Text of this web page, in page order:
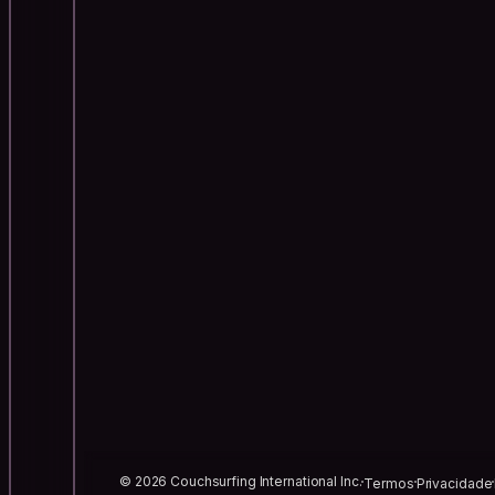
© 2026 Couchsurfing International Inc.TermosPrivacidade